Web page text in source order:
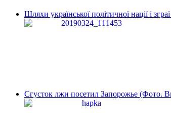
Шляхи української політичної нації і
Сгусток лжи посетил Запорожье (Фото.